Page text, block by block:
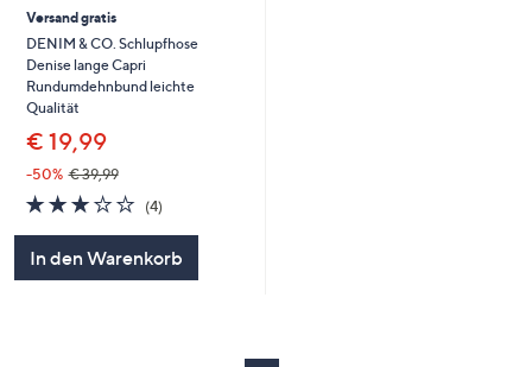
Versand gratis
DENIM & CO. Schlupfhose
Denise lange Capri
Rundumdehnbund leichte
Qualität
€ 19,99
-50% € 39,99
3.0
von
(4)4
In den Warenkorb